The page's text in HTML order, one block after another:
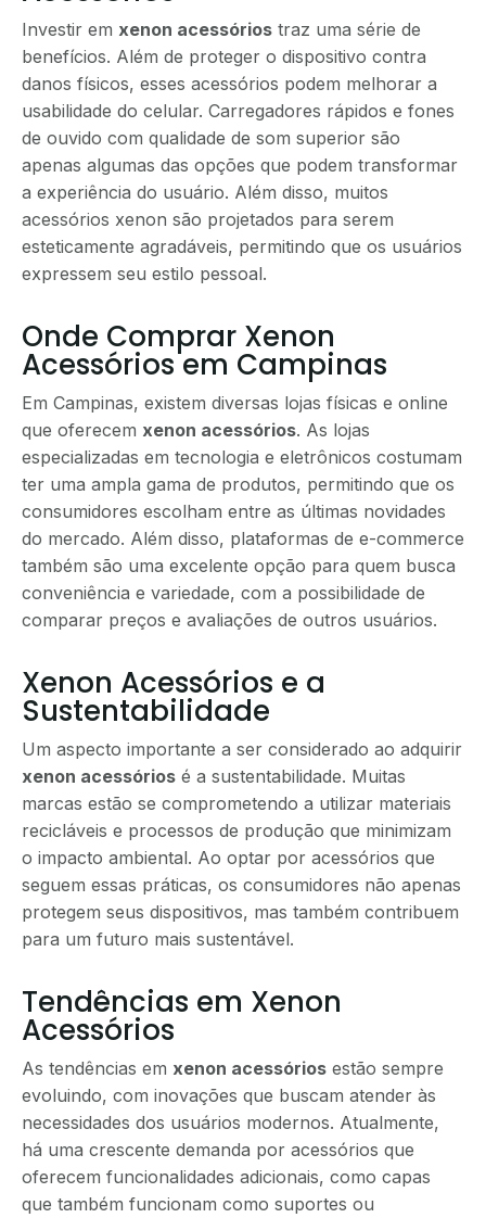
Investir em xenon acessórios traz uma série de
benefícios. Além de proteger o dispositivo contra
danos físicos, esses acessórios podem melhorar a
usabilidade do celular. Carregadores rápidos e fones
de ouvido com qualidade de som superior são
apenas algumas das opções que podem transformar
a experiência do usuário. Além disso, muitos
acessórios xenon são projetados para serem
esteticamente agradáveis, permitindo que os usuários
expressem seu estilo pessoal.
Onde Comprar Xenon
Acessórios em Campinas
Em Campinas, existem diversas lojas físicas e online
que oferecem xenon acessórios. As lojas
especializadas em tecnologia e eletrônicos costumam
ter uma ampla gama de produtos, permitindo que os
consumidores escolham entre as últimas novidades
do mercado. Além disso, plataformas de e-commerce
também são uma excelente opção para quem busca
conveniência e variedade, com a possibilidade de
comparar preços e avaliações de outros usuários.
Xenon Acessórios e a
Sustentabilidade
Um aspecto importante a ser considerado ao adquirir
xenon acessórios é a sustentabilidade. Muitas
marcas estão se comprometendo a utilizar materiais
recicláveis e processos de produção que minimizam
o impacto ambiental. Ao optar por acessórios que
seguem essas práticas, os consumidores não apenas
protegem seus dispositivos, mas também contribuem
para um futuro mais sustentável.
Tendências em Xenon
Acessórios
As tendências em xenon acessórios estão sempre
evoluindo, com inovações que buscam atender às
necessidades dos usuários modernos. Atualmente,
há uma crescente demanda por acessórios que
oferecem funcionalidades adicionais, como capas
que também funcionam como suportes ou